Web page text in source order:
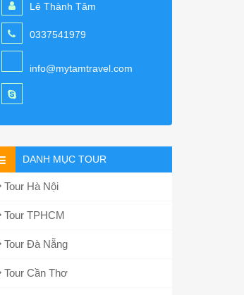
Lê Thành Tâm
0337541979
info@mytamtravel.com
DANH MỤC TOUR
Tour Hà Nội
Tour TPHCM
Tour Đà Nẵng
Tour Cần Thơ